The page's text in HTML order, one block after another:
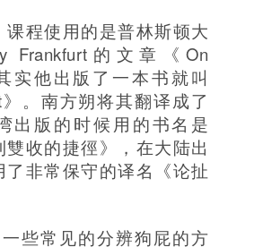
程使用的是普林斯顿大
Frankfurt的文章《On
实他出版了一本书就叫
》。南方朔将其翻译成了
出版的时候用的书名是
雙收的捷徑》，在大陆出
了非常保守的译名《论扯
些常见的分辨狗屁的方